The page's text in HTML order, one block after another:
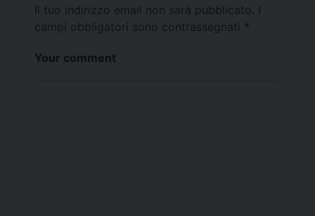
Il tuo indirizzo email non sarà pubblicato.
campi obbligatori sono contrassegnati *
Your comment